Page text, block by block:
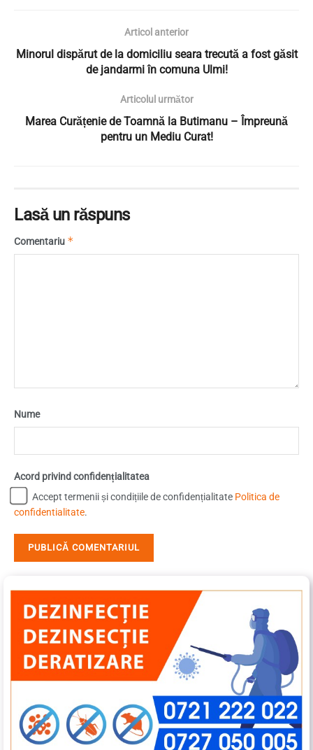
Articol anterior
Minorul dispărut de la domiciliu seara trecută a fost găsit
de jandarmi în comuna Ulmi!
Articolul următor
Marea Curățenie de Toamnă la Butimanu – Împreună
pentru un Mediu Curat!
Lasă un răspuns
Comentariu *
Nume
Acord privind confidențialitatea
Accept termenii și condițiile de confidențialitate Politica de
confidentialitate.